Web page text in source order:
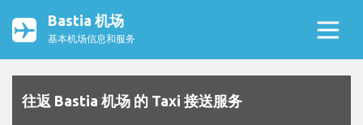
Bastia 机场
基本机场信息和服务
往返 Bastia 机场 的 Taxi 接送服务